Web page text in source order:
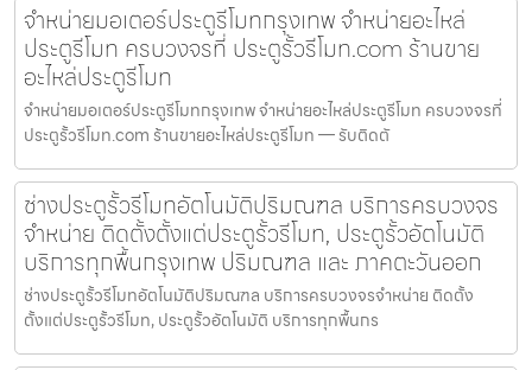
จำหน่ายมอเตอร์ประตูรีโมทกรุงเทพ จำหน่ายอะไหล่
ประตูรีโมท ครบวงจรที่ ประตูรั้วรีโมท.com ร้านขาย
อะไหล่ประตูรีโมท
จำหน่ายมอเตอร์ประตูรีโมทกรุงเทพ จำหน่ายอะไหล่ประตูรีโมท ครบวงจรที่
ประตูรั้วรีโมท.com ร้านขายอะไหล่ประตูรีโมท — รับติดตั
ช่างประตูรั้วรีโมทอัตโนมัติปริมณฑล บริการครบวงจร
จำหน่าย ติดตั้งตั้งแต่ประตูรั้วรีโมท, ประตูรั้วอัตโนมัติ
บริการทุกพื้นกรุงเทพ ปริมณฑล และ ภาคตะวันออก
ช่างประตูรั้วรีโมทอัตโนมัติปริมณฑล บริการครบวงจรจำหน่าย ติดตั้ง
ตั้งแต่ประตูรั้วรีโมท, ประตูรั้วอัตโนมัติ บริการทุกพื้นกร